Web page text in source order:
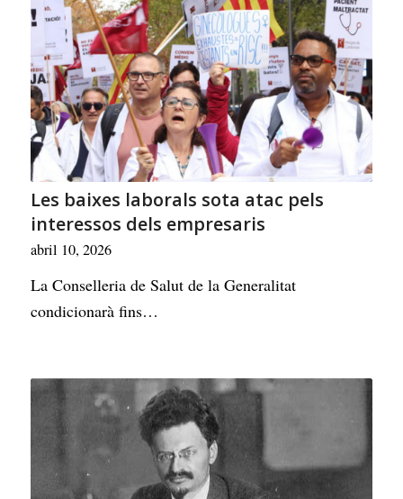
Les baixes laborals sota atac pels
interessos dels empresaris
abril 10, 2026
La Conselleria de Salut de la Generalitat
condicionarà fins…